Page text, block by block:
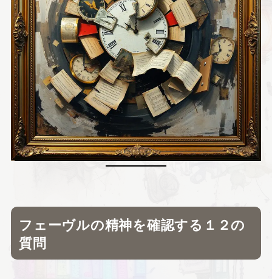
フェーヴルの精神を確認する１２の
質問